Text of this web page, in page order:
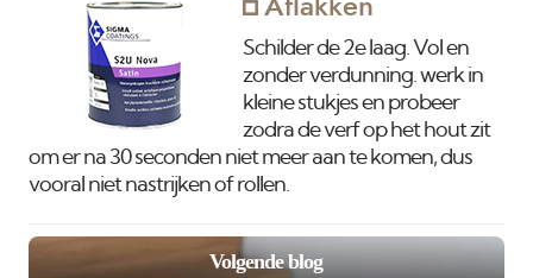
Aflakken
Schilder de 2e laag. Vol en
zonder verdunning. werk in
kleine stukjes en probeer
zodra de verf op het hout zit
om er na 30 seconden niet meer aan te komen, dus
vooral niet nastrijken of rollen.
Volgende blog